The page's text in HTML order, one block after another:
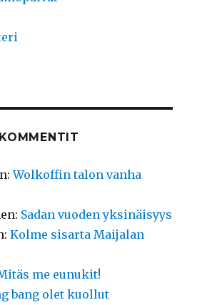
:Wolkoffin talon vanha
: Sadan vuoden yksinäisyys
:Kolme sisarta Maijalan
me eunukit!
bang olet kuollut